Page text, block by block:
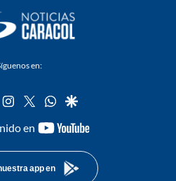
en:
tiktok instagram
twitterwhatsapp
google
en
youtube-
app en